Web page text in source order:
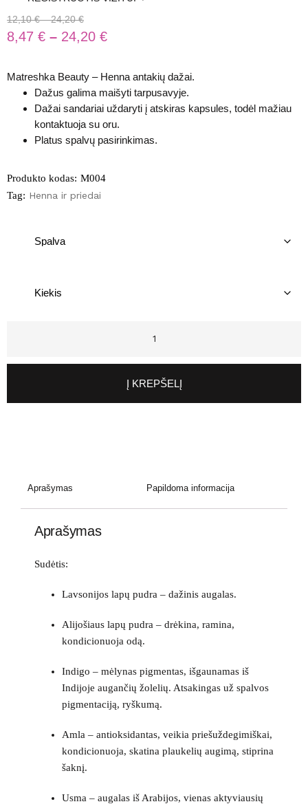
12,10€–24,20€
8,47 € – 24,20 €
Matreshka Beauty – Henna antakių dažai.
Dažus galima maišyti tarpusavyje.
Dažai sandariai uždaryti į atskiras kapsules, todėl mažiau
kontaktuoja su oru.
Platus spalvų pasirinkimas.
Produkto kodas: M004
Tag: Henna ir priedai
Į KREPŠELĮ
Aprašymas Papildoma informacija
Aprašymas
Sudėtis:
Lavsonijos lapų pudra – dažinis augalas.
Alijošiaus lapų pudra – drėkina, ramina,
kondicionuoja odą.
Indigo – mėlynas pigmentas, išgaunamas iš
Indijoje augančių žolelių. Atsakingas už spalvos
pigmentaciją, ryškumą.
Amla – antioksidantas, veikia priešuždegimiškai,
kondicionuoja, skatina plaukelių augimą, stiprina
šaknį.
Usma – augalas iš Arabijos, vienas aktyviausių